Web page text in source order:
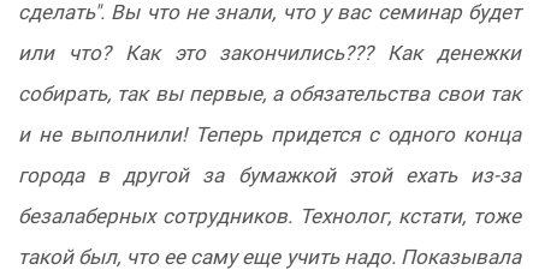
сделать". Вы что не знали, что у вас семинар будет
или что? Как это закончились??? Как денежки
собирать, так вы первые, а обязательства свои так
и не выполнили! Теперь придется с одного конца
города в другой за бумажкой этой ехать из-за
безалаберных сотрудников. Технолог, кстати, тоже
такой был, что ее саму еще учить надо. Показывала